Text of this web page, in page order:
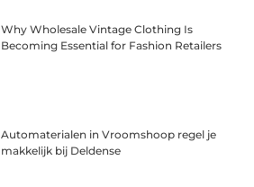
Why Wholesale Vintage Clothing Is
Becoming Essential for Fashion Retailers
Automaterialen in Vroomshoop regel je
makkelijk bij Deldense